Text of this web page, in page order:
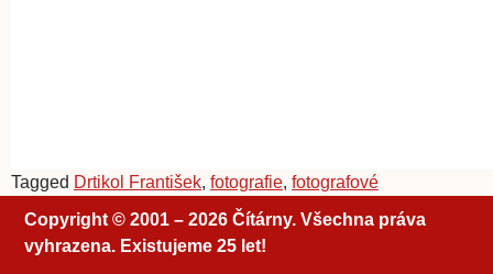
Tagged Drtikol František, fotografie, fotografové
Copyright © 2001 – 2026 Čítárny. Všechna práva
vyhrazena. Existujeme 25 let!